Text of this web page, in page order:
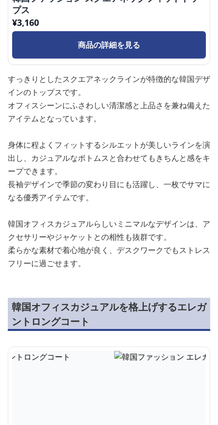
プス
¥3,160
商品の詳細を見る
すっきりとしたスクエアネックラインが特徴的な韓国デザ
インのトップスです。
オフィスシーンにふさわしい清潔感と上品さを兼ね備えた
アイテムとなっています。
身体に程よくフィットするシルエットが美しいラインを演
出し、カジュアルなボトムスと合わせてもきちんと感をキ
ープできます。
長袖デザインで季節の変わり目にも活躍し、一枚でサマに
なる優秀アイテムです。
韓国オフィスカジュアルらしいミニマルなデザインは、ア
クセサリーやジャケットとの相性も抜群です。
柔らかな素材で着心地が良く、デスクワークでもストレス
フリーに過ごせます。
韓国オフィスカジュアルを格上げするエレガ
ントロングコート